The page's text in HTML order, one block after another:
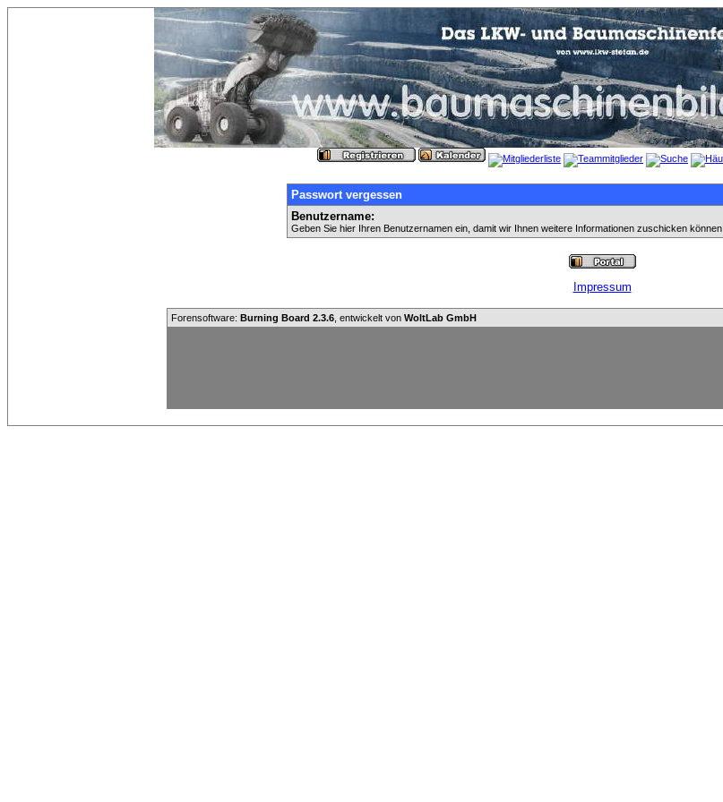
Passwort vergessen
Benutzername:
Geben Sie hier Ihren Benutzernamen ein, damit wir Ihnen weitere Informationen zuschicken können.
Impressum
Forensoftware: Burning Board 2.3.6 , entwickelt von WoltLab GmbH